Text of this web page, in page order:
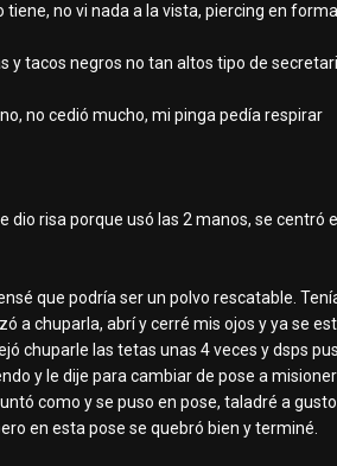
tiene, no vi nada a la vista, piercing en
y tacos negros no tan altos tipo de
no cedió mucho, mi pinga pedía respirar
dio risa porque usó las 2 manos, se
que podría ser un polvo rescatable.
a chuparla, abrí y cerré mis ojos y ya se
chuparle las tetas unas 4 veces y dsps
y le dije para cambiar de pose a
como y se puso en pose, taladré a
en esta pose se quebró bien y terminé.